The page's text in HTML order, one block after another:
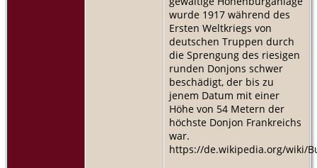
wurde 1917 während des
Ersten Weltkriegs von
deutschen Truppen durch
die Sprengung des riesigen
runden Donjons schwer
beschädigt, der bis zu
jenem Datum mit einer
Höhe von 54 Metern der
höchste Donjon Frankreichs
war.
https://de.wikipedia.org/wiki/